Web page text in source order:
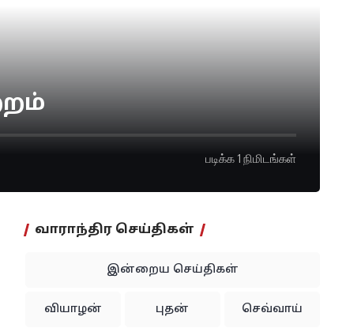
படிக்க 1 நிமிடங்கள்
வாராந்திர செய்திகள்
இன்றைய செய்திகள்
வியாழன் புதன் செவ்வாய்